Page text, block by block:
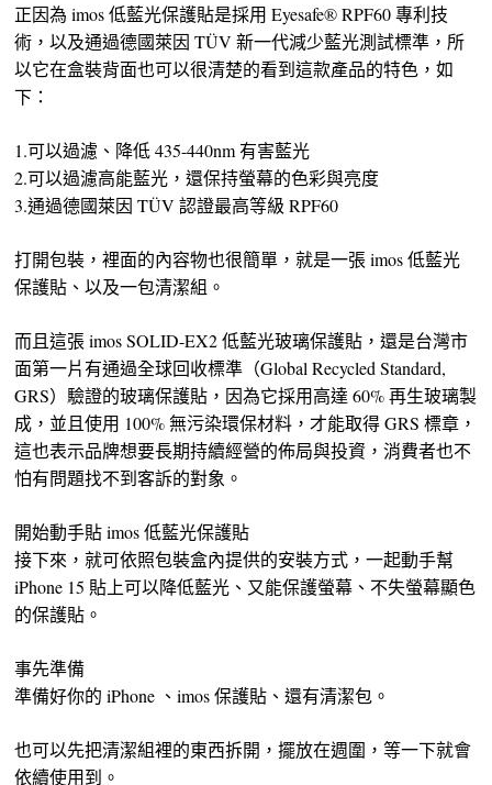
正因為 imos 低藍光保護貼是採用 Eyesafe® RPF60 專利技
術，以及通過德國萊因 TÜV 新一代減少藍光測試標準，所
以它在盒裝背面也可以很清楚的看到這款產品的特色，如
下：
1.可以過濾、降低 435-440nm 有害藍光
2.可以過濾高能藍光，還保持螢幕的色彩與亮度
3.通過德國萊因 TÜV 認證最高等級 RPF60
打開包裝，裡面的內容物也很簡單，就是一張 imos 低藍光
保護貼、以及一包清潔組。
而且這張 imos SOLID-EX2 低藍光玻璃保護貼，還是台灣市
面第一片有通過全球回收標準（Global Recycled Standard,
GRS）驗證的玻璃保護貼，因為它採用高達 60% 再生玻璃製
成，並且使用 100% 無污染環保材料，才能取得 GRS 標章，
這也表示品牌想要長期持續經營的佈局與投資，消費者也不
怕有問題找不到客訴的對象。
開始動手貼 imos 低藍光保護貼
接下來，就可依照包裝盒內提供的安裝方式，一起動手幫
iPhone 15 貼上可以降低藍光、又能保護螢幕、不失螢幕顯色
的保護貼。
事先準備
準備好你的 iPhone 、imos 保護貼、還有清潔包。
也可以先把清潔組裡的東西拆開，擺放在週圍，等一下就會
依續使用到。